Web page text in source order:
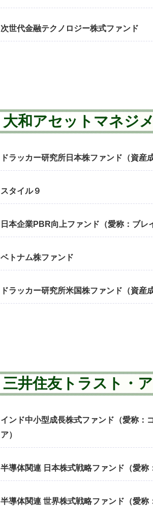
次世代金融テクノロジー株式ファンド
大和アセットマネジ
ドラッカー研究所日本株ファンド（資産
スタイル９
日本企業PBR向上ファンド（愛称：ブレ
ベトナム株ファンド
ドラッカー研究所米国株ファンド（資産
三井住友トラスト・
インド中小型成長株式ファンド（愛称：
ア）
半導体関連 日本株式戦略ファンド（愛称
半導体関連 世界株式戦略ファンド（愛称